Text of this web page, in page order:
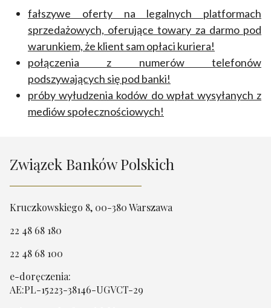
fałszywe oferty na legalnych platformach
sprzedażowych, oferujące towary za darmo pod
warunkiem, że klient sam opłaci kuriera!
połączenia z numerów telefonów
podszywających się pod banki!
próby wyłudzenia kodów do wpłat wysyłanych z
mediów społecznościowych!
Związek Banków Polskich
Kruczkowskiego 8, 00-380 Warszawa
22 48 68 180
22 48 68 100
e-doręczenia:
AE:PL-15223-38146-UGVCT-29